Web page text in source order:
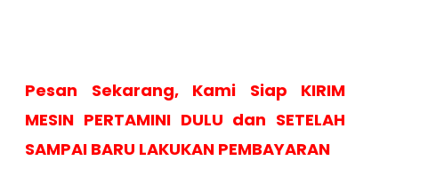
Pesan Sekarang, Kami Siap KIRIM
MESIN PERTAMINI DULU dan SETELAH
SAMPAI BARU LAKUKAN PEMBAYARAN